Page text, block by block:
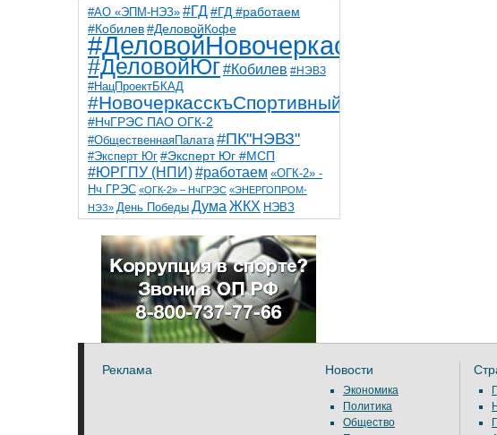
#АО «ЭПМ-НЭЗ» #ГД #ГД #работаем
#Кобилев #ДеловойКофе
#ДеловойНовочеркасск
#ДеловойЮг#Кобилев #НЭВЗ
#НацПроектБКАД
#НовочеркасскъСпортивный
#НчГРЭС ПАО ОГК-2
#ОбщественнаяПалата #ПК"НЭВЗ"
#Эксперт Юг #Эксперт Юг #МСП
#ЮРГПУ (НПИ)#работаем «ОГК-2» -
Нч ГРЭС «ОГК-2» – НчГРЭС «ЭНЕРГОПРОМ-
НЭЗ» День Победы Дума ЖКХ НЭВЗ
НчГРЭС ТНТ
благоустройствоветераны выборы
детидороги казаки коррупция космос
общественная палата парк пожар роща
спорт театр транспорт художники
Реклама Новости
Экономика
Политика
Общество